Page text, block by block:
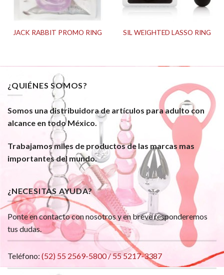
JACK RABBIT PROMO RING SIL WEIGHTED LASSO RING
¿QUIÉNES SOMOS?
Somos una distribuidora de artículos para adulto con
alcance en todo México.
Trabajamos miles de productos de las marcas mas
importantes del mundo.
¿NECESITAS AYUDA?
Ponte en contacto con nosotros y en breve responderemos
tus dudas.
Teléfono: (52) 55 2569-5800 / 55 5217-3387